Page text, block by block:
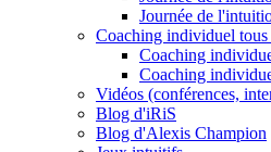
Journée de
Coaching individuel
Coaching
Coaching
Vidéos (conférences,
Blog d'iRiS
Blog d'Alexis Champion